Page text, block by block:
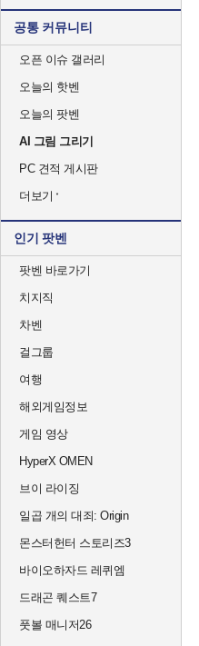
공통 커뮤니티
오픈 이슈 갤러리
오늘의 핫벤
오늘의 팟벤
AI 그림 그리기
PC 견적 게시판
더보기
인기 팟벤
팟벤 바로가기
치지직
차벤
걸그룹
여행
해외게임정보
게임 영상
HyperX OMEN
브이 라이징
일곱 개의 대죄: Origin
몬스터헌터 스토리즈3
바이오하자드 레퀴엠
드래곤 퀘스트7
풋볼 매니저26